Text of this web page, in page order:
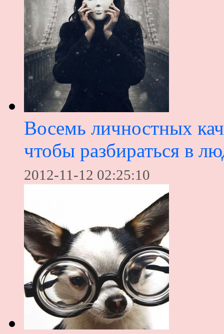
Восемь личностных
чтобы разбираться в
2012-11-12 02:25:10